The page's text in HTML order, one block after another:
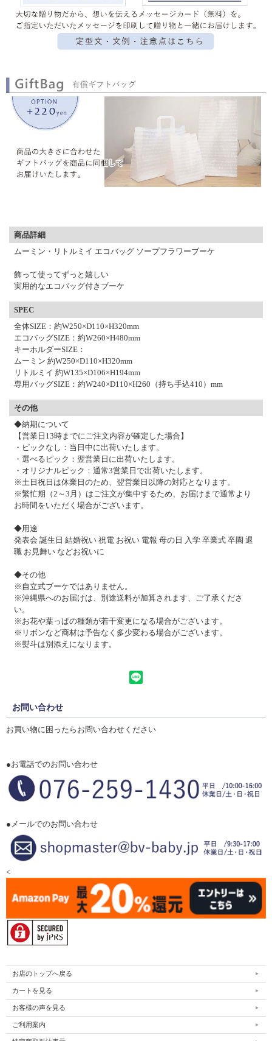
商品詳細
ムーミン・リトルミイ エコバッグ ソープフラワーブーケ
飾って使ってずっと嬉しい
実用的なエコバッグ付きブーケ
SPEC
全体SIZE：約W250×D110×H320mm
エコバッグSIZE：約W260×H480mm
キーホルダーSIZE：
ムーミン 約W250×D110×H320mm
リトルミイ 約W135×D106×H194mm
専用バッグSIZE：約W240×D110×H260（持ち手込410）mm
その他
◆納期について
【営業日13時までにご注文内容が確定した場合】
・ピックなし：当日中に出荷いたします。
・選べるピック：翌営業日に出荷いたします。
・オリジナルピック：通常3営業日で出荷いたします。
※土日祝日は休業日のため、翌営業日以降の対応となります。
※繁忙期（2～3月）はご注文が集中するため、お届けまで通常より
お時間をいただく場合がございます。
◆用途
発表会 誕生日 結婚祝い 祝電 お祝い 電報 母の日 入学 卒業式 卒園 退
職 お見舞い などお祝いに
◆その他
※自立式ブーケではありません。
※沖縄県へのお届けは、別途送料が加算されます、ご了承くださ
い。
※お花や葉っぱの種類が若干変更になる場合がございます。
※リボンなど商材は予告なく多少変わる場合がございます。
※熨斗は別添えになります。
お問い合わせ
お買い物に困ったらお問い合わせください
●お電話でのお問い合わせ
●メールでのお問い合わせ
<
お店のトップへ戻る
カートを見る
お客様の声を見る
ご利用案内